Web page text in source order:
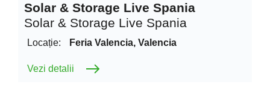
Solar & Storage Live Spania
Solar & Storage Live Spania
Locație: Feria Valencia, Valencia
Vezi detalii